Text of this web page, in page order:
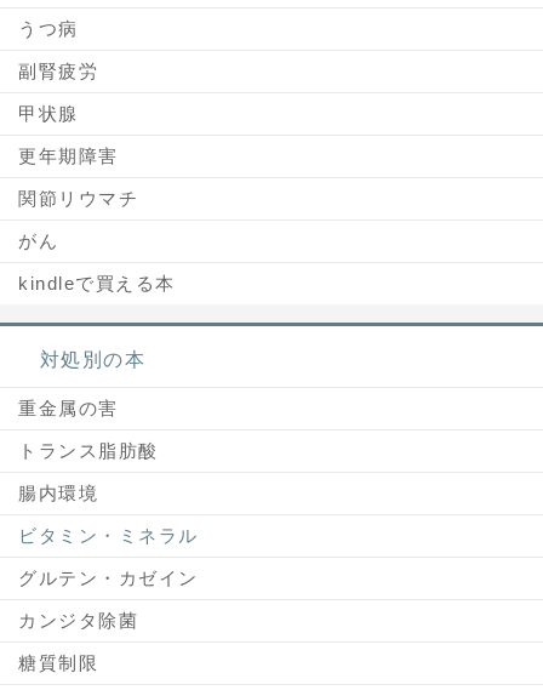
うつ病
副腎疲労
甲状腺
更年期障害
関節リウマチ
がん
kindleで買える本
対処別の本
重金属の害
トランス脂肪酸
腸内環境
ビタミン・ミネラル
グルテン・カゼイン
カンジタ除菌
糖質制限